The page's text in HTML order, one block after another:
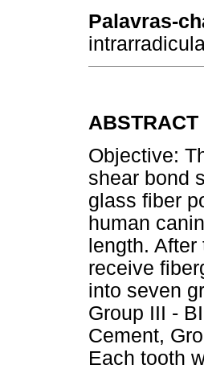
Palavras-
ABSTRACT
Objective:
shear bond
glass fiber
human
length.
receive
into seven
Group III -
Cement,
Each tooth